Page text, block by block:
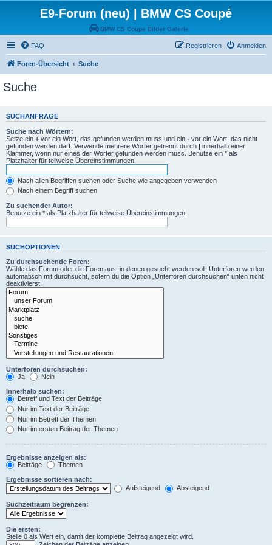
E9-Forum (neu) | BMW CS Coupé
BMW CS Coupe Bilder Galerie
FAQ Anmelden
Registrieren
Foren-Übersicht Suche
Suche
SUCHANFRAGE
Suche nach Wörtern:
Setze ein + vor ein Wort, das gefunden werden muss und ein - vor ein Wort, das nicht
gefunden werden darf. Verwende mehrere Wörter getrennt durch | innerhalb einer
Klammer, wenn nur eines der Wörter gefunden werden muss. Benutze ein * als
Platzhalter für teilweise Übereinstimmungen.
Nach allen Begriffen suchen oder Suche wie angegeben verwenden
Nach einem Begriff suchen
Zu suchender Autor:
Benutze ein * als Platzhalter für teilweise Übereinstimmungen.
SUCHOPTIONEN
Zu durchsuchende Foren:
Wähle das Forum oder die Foren aus, in denen gesucht werden soll. Unterforen werden
automatisch mit durchsucht, sofern du die Option „Unterforen durchsuchen“ unten nicht
deaktivierst.
Unterforen durchsuchen:
Ja
Nein
Innerhalb suchen:
Betreff und Text der Beiträge
Nur im Text der Beiträge
Nur im Betreff der Themen
Nur im ersten Beitrag der Themen
Ergebnisse anzeigen als:
Beiträge
Themen
Ergebnisse sortieren nach:
Aufsteigend
Absteigend
Suchzeitraum begrenzen:
Die ersten:
Stelle 0 als Wert ein, damit der komplette Beitrag angezeigt wird.